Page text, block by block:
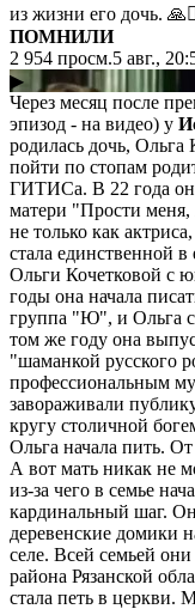
из жизни его дочь.
ПОМНИЛИ
2 954 просм.5 авг.,
▶
Через месяц после
эпизод - на видео) у
родилась дочь, Ольга
пойти по стопам
ГИТИСа. В 22 года
матери "Прости
не только как
стала единственной
Ольги Кочетковой с
годы она начала
группа "Ю", и Ольга
том же году она
"шаманкой русского
профессиональным
завораживали
кругу столичной
Ольга начала пить.
А вот мать никак не
из-за чего в семье
кардинальный шаг.
деревенские домики
селе. Всей семьей
района Рязанской
стала петь в церкви.